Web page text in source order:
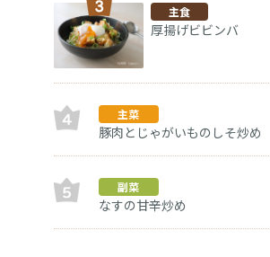
主食
厚揚げビビンバ
主菜
豚肉とじゃがいものしそ炒め
副菜
なすの甘辛炒め